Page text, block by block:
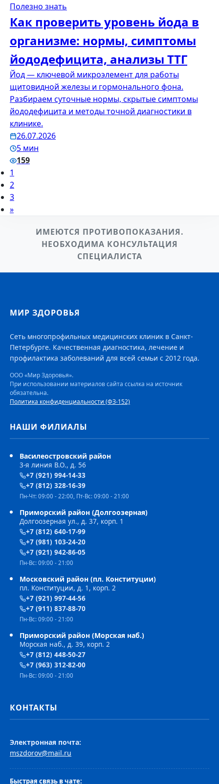
Полезно знать
Как проверить уровень йода в
организме: нормы, симптомы
йододефицита, анализы ТТГ
Йод — ключевой микроэлемент для работы
щитовидной железы и гормонального фона.
Разбираем суточные нормы, скрытые симптомы
йододефицита и методы точной диагностики в
клинике.
26.07.2026
5 мин
159
1
2
3
»
ИМЕЮТСЯ ПРОТИВОПОКАЗАНИЯ.
НЕОБХОДИМА КОНСУЛЬТАЦИЯ
СПЕЦИАЛИСТА
МИР ЗДОРОВЬЯ
Сеть многопрофильных медицинских клиник в Санкт-
Петербурге. Качественная диагностика, лечение и
профилактика заболеваний для всей семьи с 2012 года.
ООО «Мир Здоровья».
При использовании материалов сайта ссылка на источник
обязательна.
Политика конфиденциальности (ФЗ-152)
НАШИ ФИЛИАЛЫ
Василеостровский район
3-я линия В.О., д. 56
+7 (921) 994-14-33
+7 (812) 328-16-39
Пн-Чт: 09:00 - 22:00, Пт-Вс: 09:00 - 21:00
Приморский район (Долгоозерная)
Долгоозерная ул., д. 37, корп. 1
+7 (812) 640-17-99
+7 (981) 103-24-20
+7 (921) 942-86-05
Пн-Вс: 09:00 - 21:00
Московский район (пл. Конституции)
пл. Конституции, д. 1, корп. 2
+7 (921) 997-44-56
+7 (911) 837-88-70
Пн-Вс: 09:00 - 21:00
Приморский район (Морская наб.)
Морская наб., д. 39, корп. 2
+7 (812) 448-50-27
+7 (963) 312-82-00
Пн-Вс: 09:00 - 21:00
КОНТАКТЫ
Электронная почта:
mszdorov@mail.ru
Быстрая связь в чате: